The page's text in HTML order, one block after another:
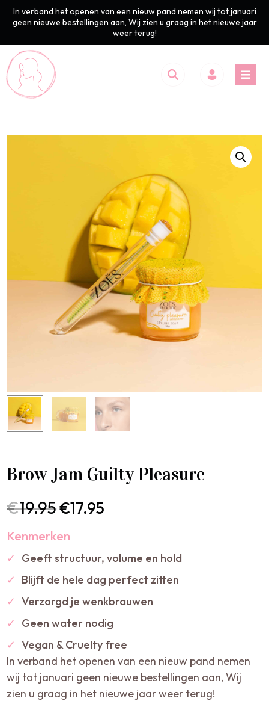
In verband het openen van een nieuw pand nemen wij tot januari
geen nieuwe bestellingen aan, Wij zien u graag in het nieuwe jaar
weer terug!
Brow Jam Guilty Pleasure
€19.95€17.95
Kenmerken
✓
Geeft structuur, volume en hold
✓
Blijft de hele dag perfect zitten
✓ Verzorgd je wenkbrauwen
✓
Geen water nodig
✓ Vegan & Cruelty free
In verband het openen van een nieuw pand nemen
wij tot januari geen nieuwe bestellingen aan, Wij
zien u graag in het nieuwe jaar weer terug!